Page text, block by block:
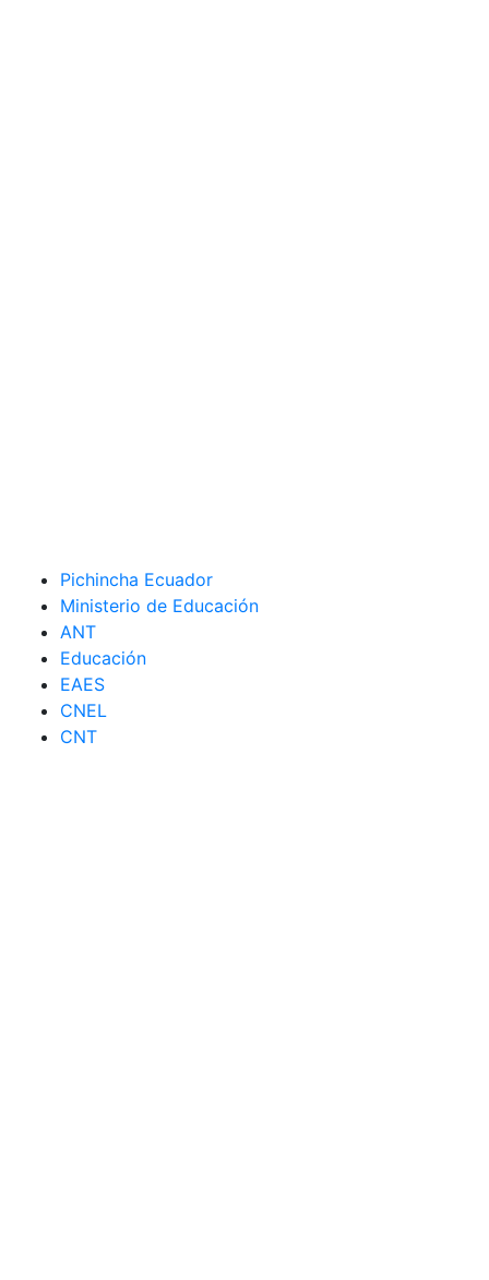
Pichincha Ecuador
Ministerio de Educación
ANT
Educación
EAES
CNEL
CNT